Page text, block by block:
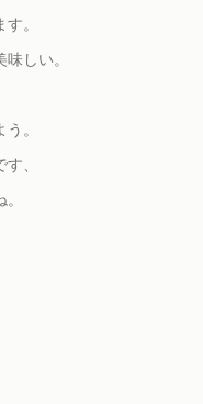
。
しい。
。
、